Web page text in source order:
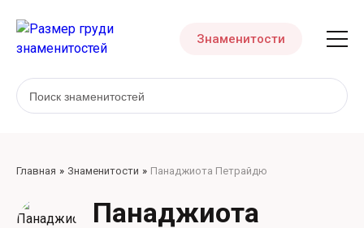
Знаменитости
Главная Знаменитости Панаджиота Петрайдю
Панаджиота